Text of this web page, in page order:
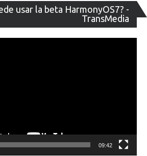
usar la beta HarmonyOS7? -
TransMedia
de
09:42